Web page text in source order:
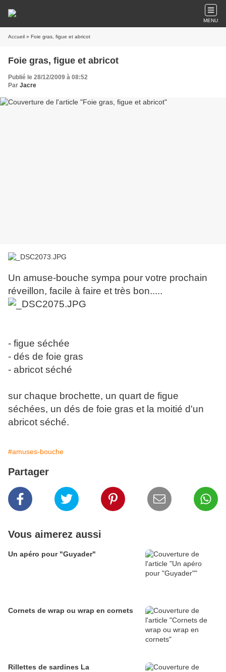
MENU
Accueil » Foie gras, figue et abricot
Foie gras, figue et abricot
Publié le 28/12/2009 à 08:52
Par Jacre
Un amuse-bouche sympa pour votre prochain
réveillon, facile à faire et très bon.....
- figue séchée
- dés de foie gras
- abricot séché
sur chaque brochette, un quart de figue
séchées, un dés de foie gras et la moitié d'un
abricot séché.
#amuses-bouche
Partager
Vous aimerez aussi
Un apéro pour "Guyader"
Cornets de wrap ou wrap en cornets
Rillettes de sardines La